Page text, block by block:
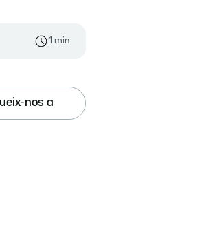
1 min
nos a